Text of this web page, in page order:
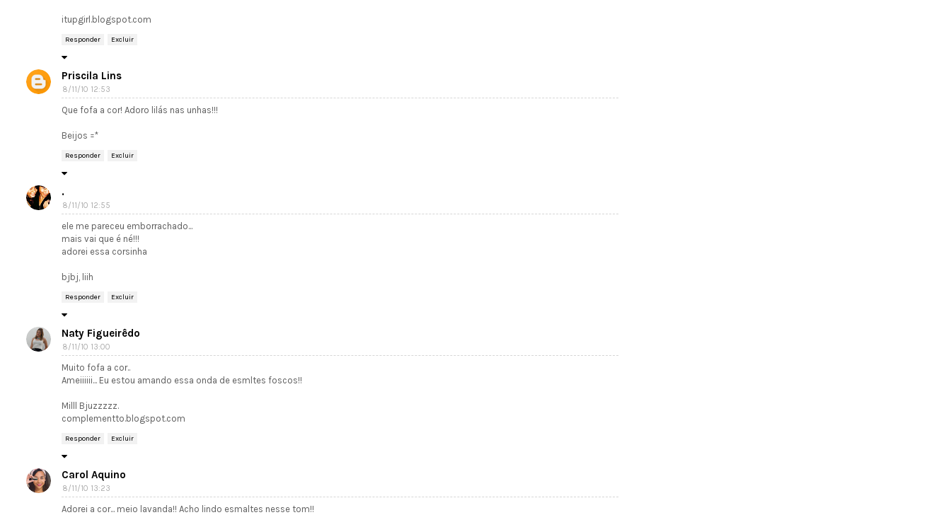
itupgirl.blogspot.com
Responder Excluir
Priscila Lins
8/11/10 12:53
Que fofa a cor! Adoro lilás nas unhas!!!
Beijos =*
Responder Excluir
.
8/11/10 12:55
ele me pareceu emborrachado...
mais vai que é né!!!
adorei essa corsinha
bjbj, liih
Responder Excluir
Naty Figueirêdo
8/11/10 13:00
Muito fofa a cor..
Ameiiiiii... Eu estou amando essa onda de esmltes foscos!!
Milll Bjuzzzzz.
complementto.blogspot.com
Responder Excluir
Carol Aquino
8/11/10 13:23
Adorei a cor... meio lavanda!! Acho lindo esmaltes nesse tom!!